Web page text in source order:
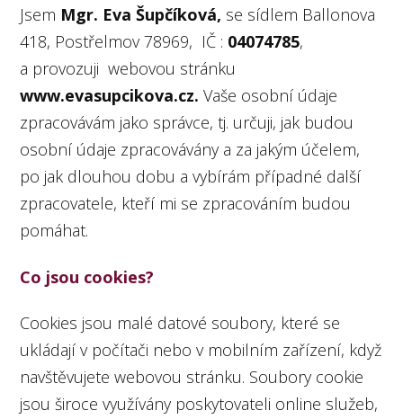
Jsem Mgr. Eva Šupčíková, se sídlem Ballonova
418, Postřelmov 78969, IČ : 04074785,
a provozuji webovou stránku
www.evasupcikova.cz. Vaše osobní údaje
zpracovávám jako správce, tj. určuji, jak budou
osobní údaje zpracovávány a za jakým účelem,
po jak dlouhou dobu a vybírám případné další
zpracovatele, kteří mi se zpracováním budou
pomáhat.
Co jsou cookies?
Cookies jsou malé datové soubory, které se
ukládají v počítači nebo v mobilním zařízení, když
navštěvujete webovou stránku. Soubory cookie
jsou široce využívány poskytovateli online služeb,